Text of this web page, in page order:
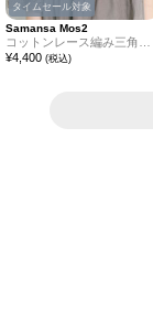
タイムセール対象
Samansa Mos2
¥4,400 (税込)